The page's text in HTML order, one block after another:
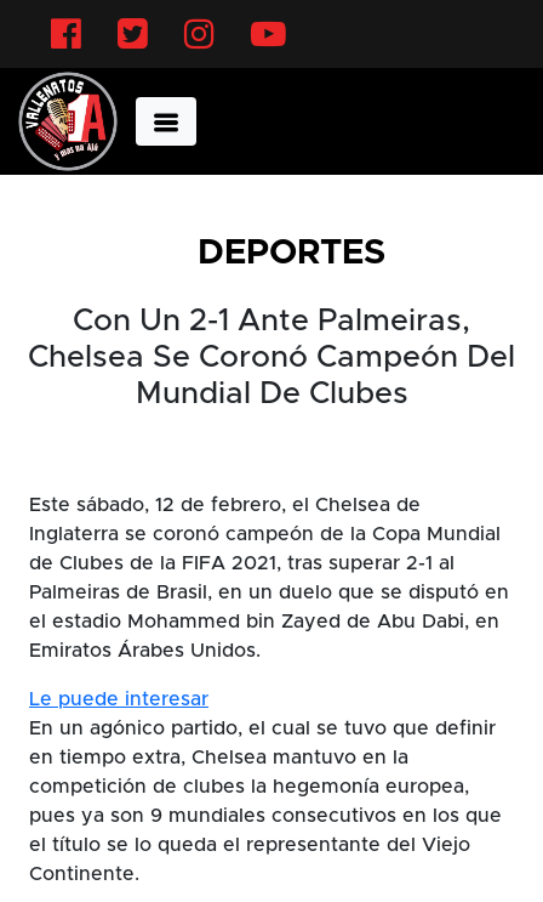
DEPORTES
Con Un 2-1 Ante Palmeiras,
Chelsea Se Coronó Campeón Del
Mundial De Clubes
Este sábado, 12 de febrero, el Chelsea de
Inglaterra se coronó campeón de la Copa Mundial
de Clubes de la FIFA 2021, tras superar 2-1 al
Palmeiras de Brasil, en un duelo que se disputó en
el estadio Mohammed bin Zayed de Abu Dabi, en
Emiratos Árabes Unidos.
Le puede interesar
En un agónico partido, el cual se tuvo que definir
en tiempo extra, Chelsea mantuvo en la
competición de clubes la hegemonía europea,
pues ya son 9 mundiales consecutivos en los que
el título se lo queda el representante del Viejo
Continente.